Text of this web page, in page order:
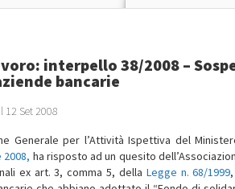
interpello 38/2008 –
bancarie
12 Set 2008
Generale per l’Attività Ispettiva del
ha risposto ad un quesito
ex art. 3, comma 5, della Legge n. 68/1999